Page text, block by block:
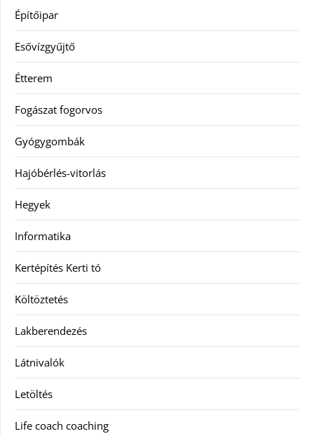
Építőipar
Esővízgyűjtő
Étterem
Fogászat fogorvos
Gyógygombák
Hajóbérlés-vitorlás
Hegyek
Informatika
Kertépítés Kerti tó
Költöztetés
Lakberendezés
Látnivalók
Letöltés
Life coach coaching